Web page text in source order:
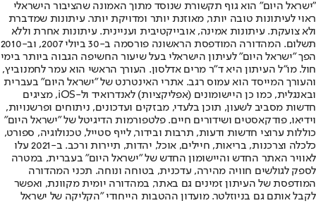
"ישראל היום" הוא גוף תקשורת שנוסד מתוך האמונה שהציבור הישראלי
ראוי לעיתונות טובה יותר, מאוזנת יותר ומדויקת יותר. עיתונות שמדברת
ולא צועקת. עיתונות אמינה, אובייקטיבית ועניינית. עיתונות אחרת וללא
תשלום. המהדורה המודפסת הראשונה פורסמה ב-30 ביולי 2007, וב-2010
הפך "ישראל היום" לעיתון הישראלי בעל שיעור החשיפה הגבוה ביותר בימי
חול. מו"ל העיתון היא ד"ר מרים אדלסון. העורך הראשי הוא עמר לחמנוביץ,
והעורך המייסד הוא עמוס רגב. אתרי האינטרנט של "ישראל היום" בעברית
ובאנגלית, כמו כן היישומונים (אפליקציות) לאנדרואיד ול-iOS, מציגים
חדשות מסביב לשעון, תוכן בלעדי, מבזקים ועדכונים, ניתוחים ופרשנויות,
וידיאו, פודקאסטים ושידורים חיים. פלטפורמות הדיגיטל של "ישראל היום"
כוללות ערוצי חדשות ודעות, תרבות ובידור, לייף סטייל, טכנולוגיה, ספורט,
כלכלה וצרכנות, בריאות, חיילים, אוכל, יהדות, תיירות ורכב. ב-2021 עלו
לאוויר האתר החדש והיישומון החדש של "ישראל היום" בעברית, במטרה
לספק לגולשים חוויה מהירה, עדכנית, בטוחה ונוחה. תכני המהדורה
המודפסת של העיתון זמינים גם באתר, במהדורה יומית מקוונת, ואפשר
לקבל אותם גם בניוזלטר. מועדון ההטבות הייחודי "הקליקה של ישראל